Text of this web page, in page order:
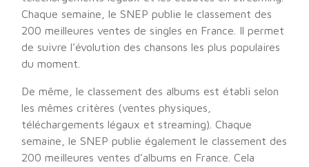
Chaque semaine, le SNEP publie le classement des
200 meilleures ventes de singles en France. Il permet
de suivre l’évolution des chansons les plus populaires
du moment.
De même, le classement des albums est établi selon
les mêmes critères (ventes physiques,
téléchargements légaux et streaming). Chaque
semaine, le SNEP publie également le classement des
200 meilleures ventes d’albums en France. Cela